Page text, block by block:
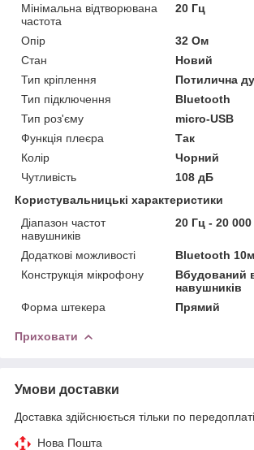
Мінімальна відтворювана
частота
20 Гц
Опір
32 Ом
Стан
Новий
Тип кріплення
Потилична
Тип підключення
Bluetooth
Тип роз'єму
micro-USB
Функція плеєра
Так
Колір
Чорний
Чутливість
108 дБ
Користувальницькі характеристики
Діапазон частот
навушників
20 Гц - 20
Додаткові можливості
Bluetooth 10м
Конструкція мікрофону
Вбудований
навушників
Форма штекера
Прямий
Приховати
Умови доставки
Доставка здійснюється тільки по передоплаті.
Нова Пошта